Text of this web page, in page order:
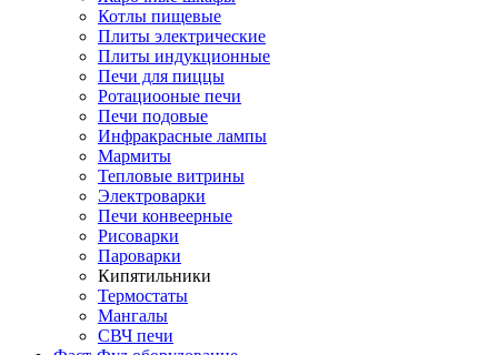
Котлы пищевые
Плиты электрические
Плиты индукционные
Печи для пиццы
Ротациооные печи
Печи подовые
Инфракрасные лампы
Мармиты
Тепловые витрины
Электроварки
Печи конвеерные
Рисоварки
Пароварки
Кипятильники
Термостаты
Мангалы
СВЧ печи